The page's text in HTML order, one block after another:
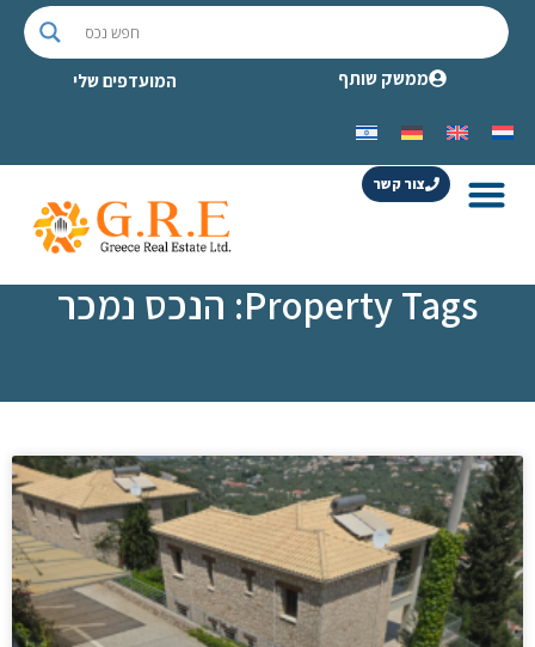
ממשק שותף המועדפים שלי
צור קשר
Property Tags: הנכס נמכר